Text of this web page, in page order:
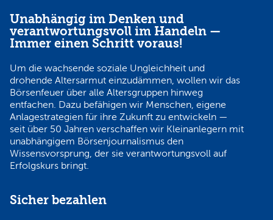
Unabhängig im Denken und
verantwortungsvoll im Handeln —
Immer einen Schritt voraus!
Um die wachsende soziale Ungleichheit und
drohende Altersarmut einzudämmen, wollen wir das
Börsenfeuer über alle Altersgruppen hinweg
entfachen. Dazu befähigen wir Menschen, eigene
Anlagestrategien für ihre Zukunft zu entwickeln —
seit über 50 Jahren verschaffen wir Kleinanlegern mit
unabhängigem Börsenjournalismus den
Wissensvorsprung, der sie verantwortungsvoll auf
Erfolgskurs bringt.
Sicher bezahlen